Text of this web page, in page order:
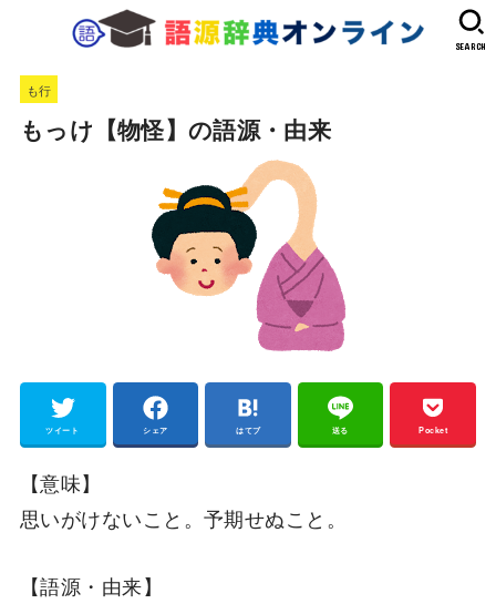
SEARCH
も行
もっけ【物怪】の語源・由来
ツイート シェア はてブ 送る Pocket
【意味】
思いがけないこと。予期せぬこと。
【語源・由来】